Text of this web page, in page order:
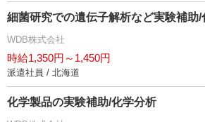
細菌研究での遺伝子解析など実験補助/
WDB株式会社
時給1,350円～1,450円
派遣社員 / 北海道
化学製品の実験補助/化学分析